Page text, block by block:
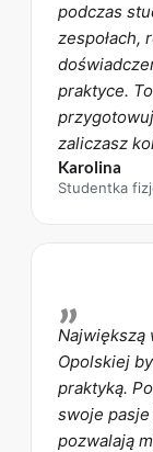
podczas
zespołach,
praktyce.
zaliczasz
Karolina
Studentka
„
Największą
Opolskiej
praktyką.
swoje
pozwalają